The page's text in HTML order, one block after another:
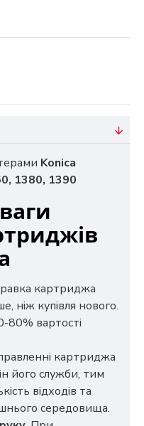
Konica
1380, 1390
картриджа
ніж купівля нового.
вартості
картриджа
його служби, тим
відходів та
середовища.